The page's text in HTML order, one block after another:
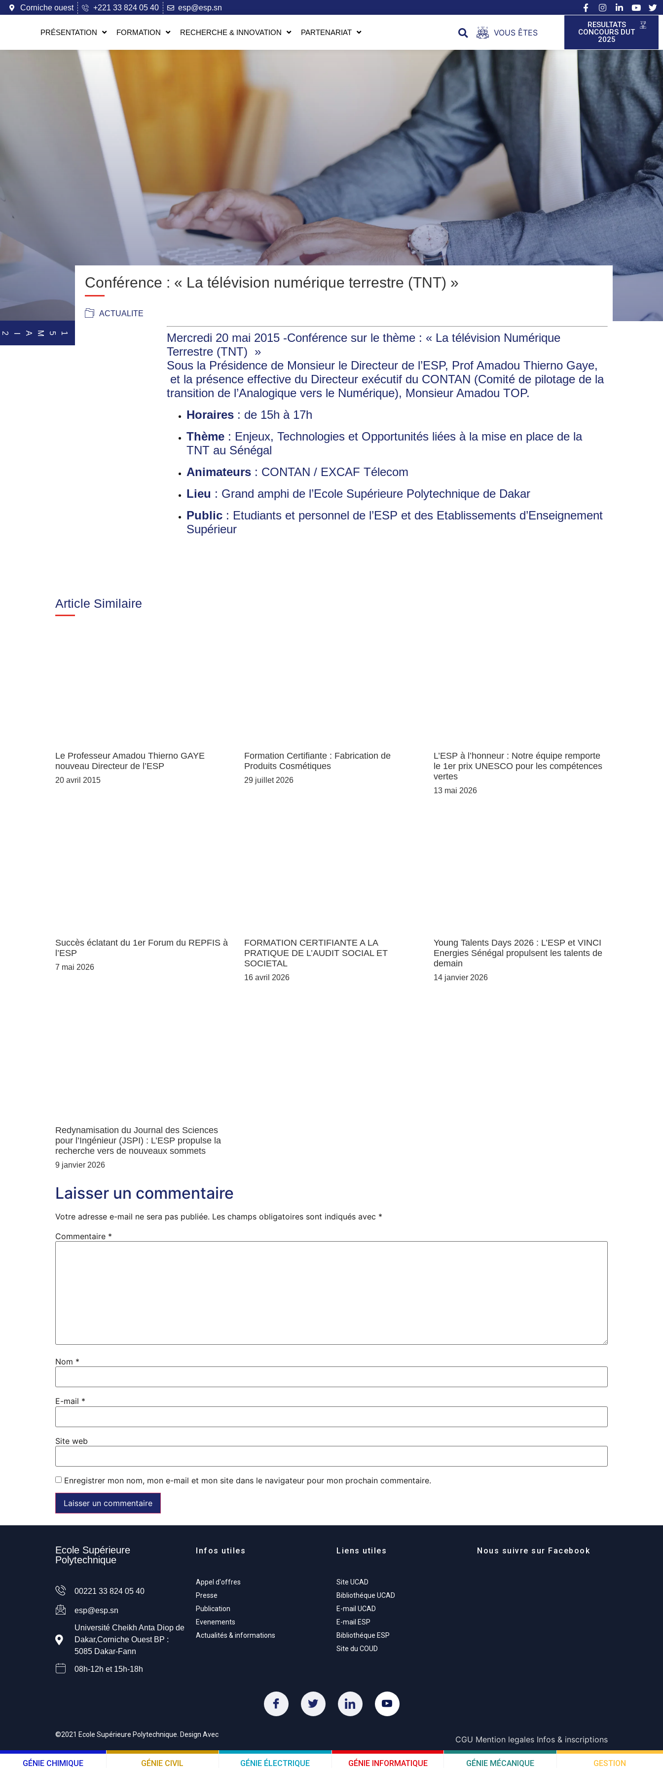
Corniche ouest +221 33 824 05 40 esp@esp.sn
PRÉSENTATION FORMATION RECHERCHE & INNOVATION PARTENARIAT VOUS ÊTES
RESULTATS
CONCOURS DUT
2025
15
MA
I
Conférence : « La télévision numérique terrestre (TNT) »
ACTUALITE
Mercredi 20 mai 2015 -Conférence sur le thème : « La télévision Numérique
Terrestre (TNT) »
Sous la Présidence de Monsieur le Directeur de l’ESP, Prof Amadou Thierno Gaye,
et la présence effective du Directeur exécutif du CONTAN (Comité de pilotage de la
transition de l’Analogique vers le Numérique), Monsieur Amadou TOP.
Horaires : de 15h à 17h
Thème : Enjeux, Technologies et Opportunités liées à la mise en place de la
TNT au Sénégal
Animateurs : CONTAN / EXCAF Télecom
Lieu : Grand amphi de l’Ecole Supérieure Polytechnique de Dakar
Public : Etudiants et personnel de l’ESP et des Etablissements d’Enseignement
Supérieur
Article Similaire
Le Professeur Amadou Thierno GAYE
nouveau Directeur de l’ESP
20 avril 2015
Formation Certifiante : Fabrication de
Produits Cosmétiques
29 juillet 2026
L’ESP à l’honneur : Notre équipe remporte
le 1er prix UNESCO pour les compétences
vertes
13 mai 2026
Succès éclatant du 1er Forum du REPFIS à
l’ESP
7 mai 2026
FORMATION CERTIFIANTE A LA
PRATIQUE DE L’AUDIT SOCIAL ET
SOCIETAL
16 avril 2026
Young Talents Days 2026 : L’ESP et VINCI
Energies Sénégal propulsent les talents de
demain
14 janvier 2026
Redynamisation du Journal des Sciences
pour l’Ingénieur (JSPI) : L’ESP propulse la
recherche vers de nouveaux sommets
9 janvier 2026
Laisser un commentaire
Votre adresse e-mail ne sera pas publiée. Les champs obligatoires sont indiqués avec *
Commentaire *
Nom *
E-mail *
Site web
Enregistrer mon nom, mon e-mail et mon site dans le navigateur pour mon prochain commentaire.
Ecole Supérieure
Polytechnique
00221 33 824 05 40
esp@esp.sn
Université Cheikh Anta Diop de
Dakar,Corniche Ouest BP :
5085 Dakar-Fann
08h-12h et 15h-18h
Infos utiles
Appel d'offres
Presse
Publication
Evenements
Actualités & informations
Liens utiles
Site UCAD
Bibliothéque UCAD
E-mail UCAD
E-mail ESP
Bibliothéque ESP
Site du COUD
Nous suivre sur Facebook
©2021 Ecole Supérieure Polytechnique. Design Avec CGU Mention legales Infos & inscriptions
GÉNIE CHIMIQUE GÉNIE CIVIL GÉNIE ÉLECTRIQUE GÉNIE INFORMATIQUE GÉNIE MÉCANIQUE GESTION